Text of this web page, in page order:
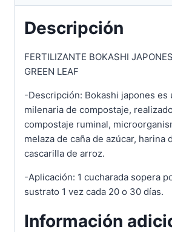
Descripción
FERTILIZANTE BOKASHI
GREEN LEAF
-Descripción: Bokashi japones es
milenaria de compostaje,
compostaje ruminal,
melaza de caña de azúcar, harina
cascarilla de arroz.
-Aplicación: 1 cucharada sopera
sustrato 1 vez cada 20 o 30 días.
Información